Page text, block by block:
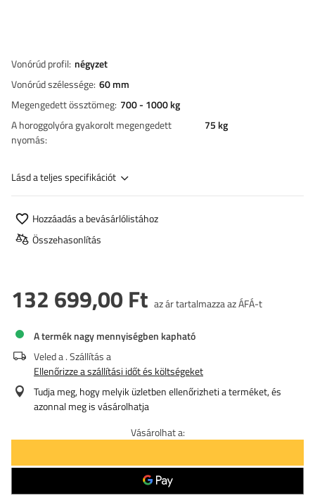
Vonórúd profil négyzet
Vonórúd szélessége 60 mm
Megengedett össztömeg 700 - 1000 kg
A horoggolyóra gyakorolt megengedett
nyomás
75 kg
Lásd a teljes specifikációt
Hozzáadás a bevásárlólistához
Összehasonlítás
132 699,00 Ft az ár tartalmazza az ÁFÁ-t
A termék nagy mennyiségben kapható
Veled a. Szállítás a
Ellenőrizze a szállítási időt és költségeket
Tudja meg, hogy melyik üzletben ellenőrizheti a terméket, és
azonnal meg is vásárolhatja
Vásárolhat a: